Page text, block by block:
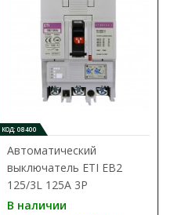
выключатели ETIBREAK EB2
линий, элект..
КОД: 08400
Автоматический
выключатель ETI EB2
125/3L 125A 3P
В наличии